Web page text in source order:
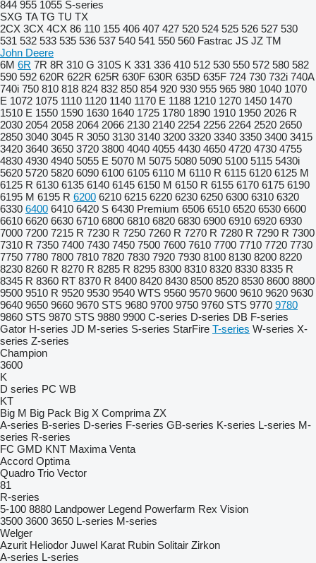
844 955 1055 S-series
SXG TA TG TU TX
2CX 3CX 4CX 86 110 155 406 407 427 520 524 525 526 527 530
531 532 533 535 536 537 540 541 550 560 Fastrac JS JZ TM
John Deere
6M 6R 7R 8R 310 G 310S K 331 336 410 512 530 550 572 580 582
590 592 620R 622R 625R 630F 630R 635D 635F 724 730 732i 740A
740i 750 810 818 824 832 850 854 920 930 955 965 980 1040 1070
E 1072 1075 1110 1120 1140 1170 E 1188 1210 1270 1450 1470
1510 E 1550 1590 1630 1640 1725 1780 1890 1910 1950 2026 R
2030 2054 2058 2064 2066 2130 2140 2254 2256 2264 2520 2650
2850 3040 3045 R 3050 3130 3140 3200 3320 3340 3350 3400 3415
3420 3640 3650 3720 3800 4040 4055 4430 4650 4720 4730 4755
4830 4930 4940 5055 E 5070 M 5075 5080 5090 5100 5115 5430i
5620 5720 5820 6090 6100 6105 6110 M 6110 R 6115 6120 6125 M
6125 R 6130 6135 6140 6145 6150 M 6150 R 6155 6170 6175 6190
6195 M 6195 R 6200 6210 6215 6220 6230 6250 6300 6310 6320
6330 6400 6410 6420 S 6430 Premium 6506 6510 6520 6530 6600
6610 6620 6630 6710 6800 6810 6820 6830 6900 6910 6920 6930
7000 7200 7215 R 7230 R 7250 7260 R 7270 R 7280 R 7290 R 7300
7310 R 7350 7400 7430 7450 7500 7600 7610 7700 7710 7720 7730
7750 7780 7800 7810 7820 7830 7920 7930 8100 8130 8200 8220
8230 8260 R 8270 R 8285 R 8295 8300 8310 8320 8330 8335 R
8345 R 8360 RT 8370 R 8400 8420 8430 8500 8520 8530 8600 8800
9500 9510 R 9520 9530 9540 WTS 9560 9570 9600 9610 9620 9630
9640 9650 9660 9670 STS 9680 9700 9750 9760 STS 9770 9780
9860 STS 9870 STS 9880 9900 C-series D-series DB F-series
Gator H-series JD M-series S-series StarFire T-series W-series X-
series Z-series
Champion
3600
K
D series PC WB
KT
Big M Big Pack Big X Comprima ZX
A-series B-series D-series F-series GB-series K-series L-series M-
series R-series
FC GMD KNT Maxima Venta
Accord Optima
Quadro Trio Vector
81
R-series
5-100 8880 Landpower Legend Powerfarm Rex Vision
3500 3600 3650 L-series M-series
Welger
Azurit Heliodor Juwel Karat Rubin Solitair Zirkon
A-series L-series